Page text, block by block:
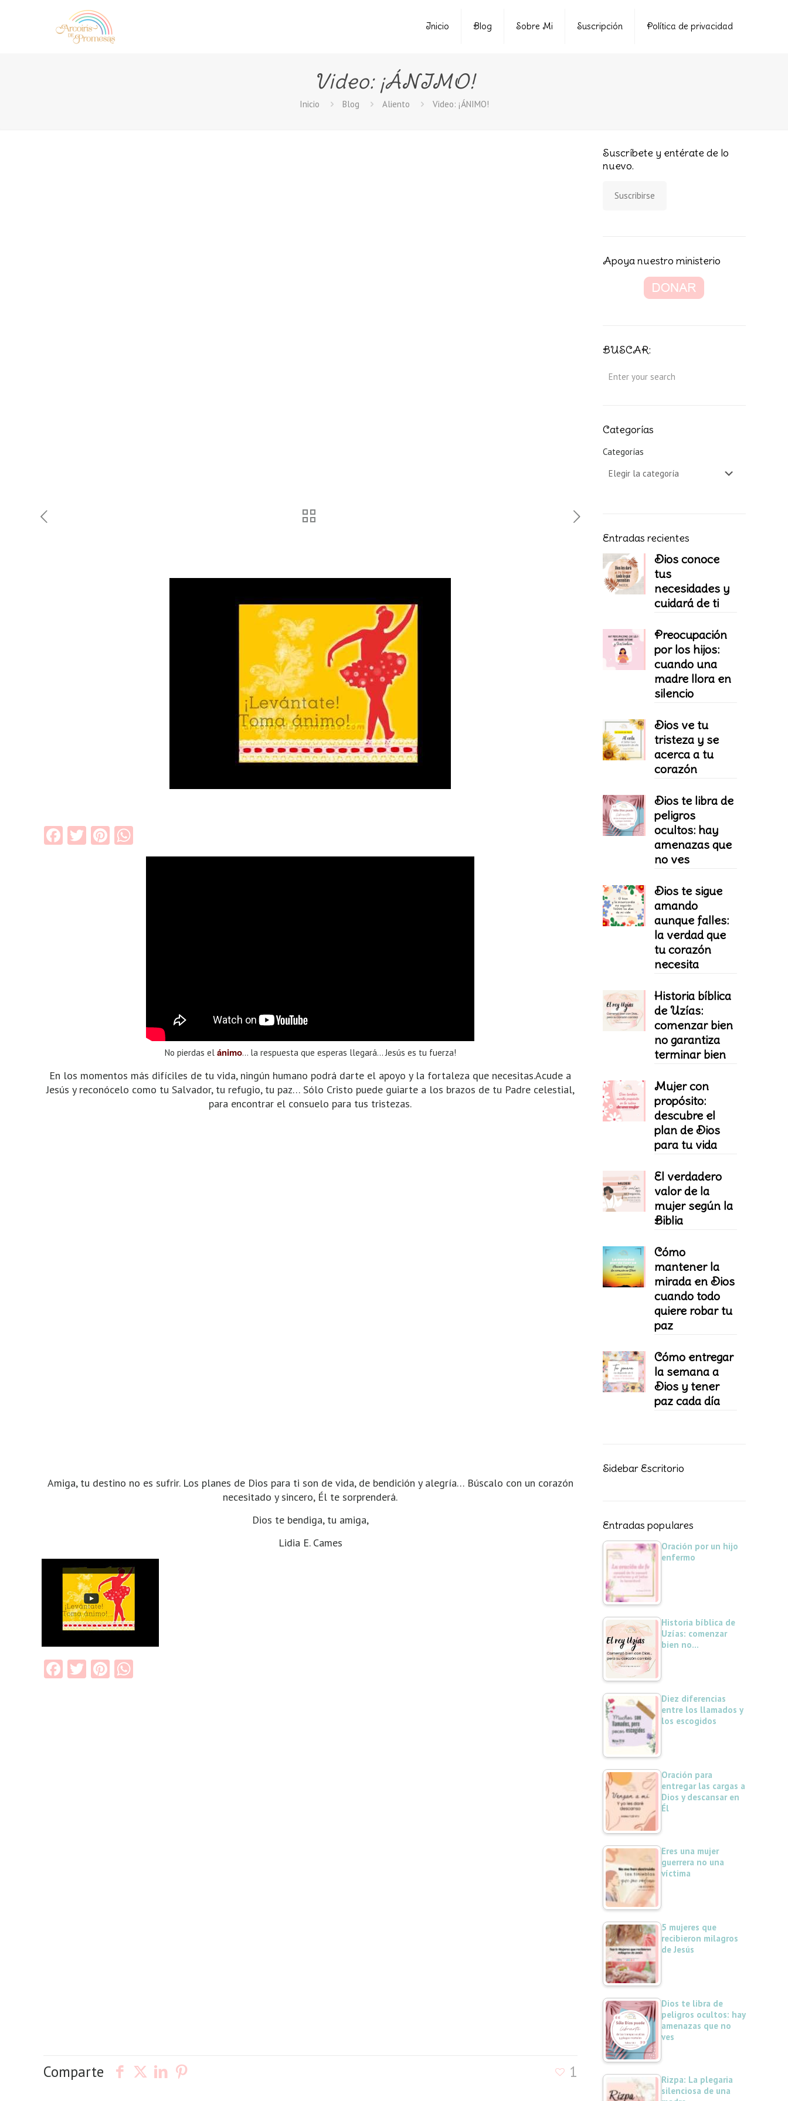
Inicio Blog Sobre Mi Suscripción Política de privacidad
Video: ¡ÁNIMO!
Inicio Blog Aliento Video: ¡ÁNIMO!
Facebook
TwitterPinterest
No pierdas el ánimo… la respuesta que esperas llegará… Jesús es tu fuerza!
En los momentos más difíciles de tu vida, ningún humano podrá darte el apoyo y la fortaleza que necesitas.Acude a
Jesús y reconócelo como tu Salvador, tu refugio, tu paz… Sólo Cristo puede guiarte a los brazos de tu Padre celestial,
para encontrar el consuelo para tus tristezas.
Amiga, tu destino no es sufrir. Los planes de Dios para ti son de vida, de bendición y alegría… Búscalo con un corazón
necesitado y sincero, Él te sorprenderá.
Dios te bendiga, tu amiga,
Lidia E. Cames
Facebook
TwitterPinterest
Comparte 1
Suscríbete y entérate de lo
nuevo.
Suscribirse
Apoya nuestro ministerio
BUSCAR:
Categorías
Categorías
Entradas recientes
Dios conoce
tus
necesidades y
cuidará de ti
Preocupación
por los hijos:
cuando una
madre llora en
silencio
Dios ve tu
tristeza y se
acerca a tu
corazón
Dios te libra de
peligros
ocultos: hay
amenazas que
no ves
Dios te sigue
amando
aunque falles:
la verdad que
tu corazón
necesita
Historia bíblica
de Uzías:
comenzar bien
no garantiza
terminar bien
Mujer con
propósito:
descubre el
plan de Dios
para tu vida
El verdadero
valor de la
mujer según la
Biblia
Cómo
mantener la
mirada en Dios
cuando todo
quiere robar tu
paz
Cómo entregar
la semana a
Dios y tener
paz cada día
Sidebar Escritorio
Entradas populares
Oración por un hijo
enfermo
Historia bíblica de
Uzías: comenzar
bien no…
Diez diferencias
entre los llamados y
los escogidos
Oración para
entregar las cargas a
Dios y descansar en
Él
Eres una mujer
guerrera no una
víctima
5 mujeres que
recibieron milagros
de Jesús
Dios te libra de
peligros ocultos: hay
amenazas que no
ves
Rizpa: La plegaria
silenciosa de una